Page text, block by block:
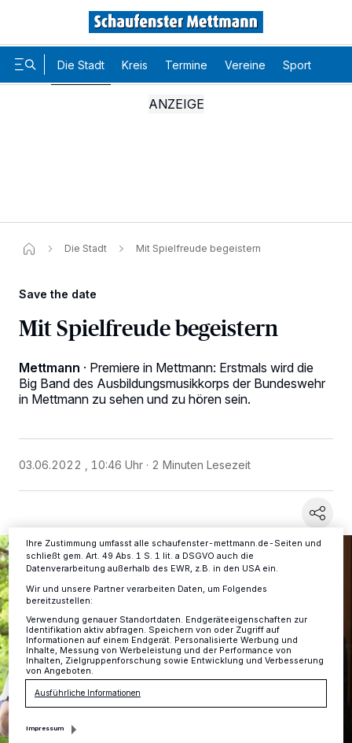
Die Stadt Kreis Termine Vereine Sport
Die Stadt Mit Spielfreude begeistern
Save the date
Mit Spielfreude begeistern
Mettmann · Premiere in Mettmann: Erstmals wird die
Big Band des Ausbildungsmusikkorps der Bundeswehr
in Mettmann zu sehen und zu hören sein.
03.06.2022 , 10:46 Uhr 2 Minuten Lesezeit
Wir und unsere 218-Partner speichern und greifen auf
personenbezogene Daten wie Browserdaten oder eindeutige
Anzeigen möglicherweise nicht mehr so relevant für Sie. Sie können
dieses Menü jederzeit wieder aufrufen, um Ihre Einstellungen zu
Ihre Zustimmung umfasst alle schaufenster-mettmann.de-Seiten und
schließt gem. Art. 49 Abs. 1 S. 1 lit. a DSGVO auch die
Datenverarbeitung außerhalb des EWR, z.B. in den USA ein.
Wir und unsere Partner verarbeiten Daten, um Folgendes
bereitzustellen:
Verwendung genauer Standortdaten. Endgeräteeigenschaften zur
Identifikation aktiv abfragen. Speichern von oder Zugriff auf
Informationen auf einem Endgerät. Personalisierte Werbung und
Inhalte, Messung von Werbeleistung und der Performance von
Inhalten, Zielgruppenforschung sowie Entwicklung und Verbesserung
von Angeboten.
Ausführliche Informationen
Impressum